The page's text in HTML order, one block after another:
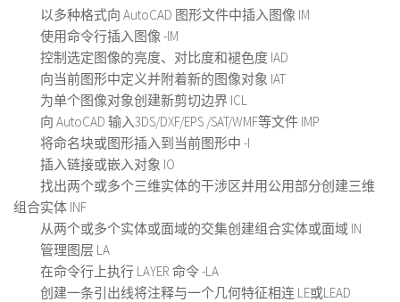
以多种格式向 AutoCAD 图形文件中插入图像 IM
使用命令行插入图像 -IM
控制选定图像的亮度、对比度和褪色度 IAD
向当前图形中定义并附着新的图像对象 IAT
为单个图像对象创建新剪切边界 ICL
向 AutoCAD 输入3DS/DXF/EPS /SAT/WMF等文件 IMP
将命名块或图形插入到当前图形中 -I
插入链接或嵌入对象 IO
找出两个或多个三维实体的干涉区并用公用部分创建三维
组合实体 INF
从两个或多个实体或面域的交集创建组合实体或面域 IN
管理图层 LA
在命令行上执行 LAYER 命令 -LA
创建一条引出线将注释与一个几何特征相连 LE或LEAD